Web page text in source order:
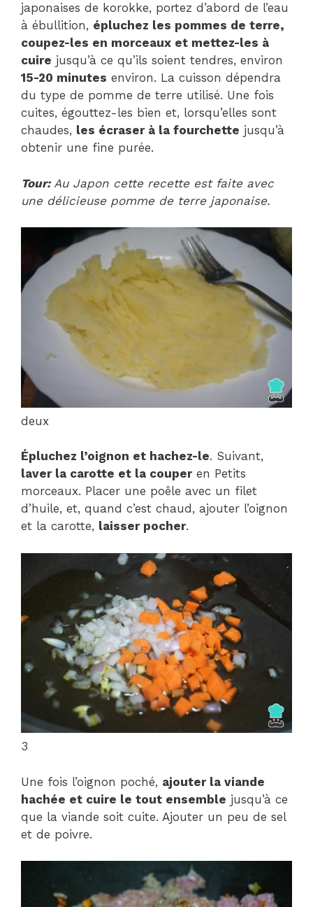
japonaises de korokke, portez d’abord de l’eau
à ébullition, épluchez les pommes de terre,
coupez-les en morceaux et mettez-les à
cuire jusqu’à ce qu’ils soient tendres, environ
15-20 minutes environ. La cuisson dépendra
du type de pomme de terre utilisé. Une fois
cuites, égouttez-les bien et, lorsqu’elles sont
chaudes, les écraser à la fourchette jusqu’à
obtenir une fine purée.
Tour:Au Japon cette recette est faite avec
une délicieuse pomme de terre japonaise.
deux
Épluchez l’oignon et hachez-le. Suivant,
laver la carotte et la couperen Petits
morceaux. Placer une poêle avec un filet
d’huile, et, quand c’est chaud, ajouter l’oignon
et la carotte, laisser pocher.
3
Une fois l’oignon poché, ajouter la viande
hachée et cuire le tout ensemble jusqu’à ce
que la viande soit cuite. Ajouter un peu de sel
et de poivre.